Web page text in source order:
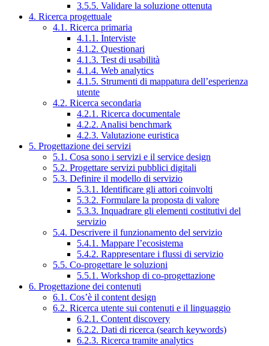
3.5.5. Validare la soluzione ottenuta
4. Ricerca progettuale
4.1. Ricerca primaria
4.1.1. Interviste
4.1.2. Questionari
4.1.3. Test di usabilità
4.1.4. Web analytics
4.1.5. Strumenti di mappatura dell’esperienza
utente
4.2. Ricerca secondaria
4.2.1. Ricerca documentale
4.2.2. Analisi benchmark
4.2.3. Valutazione euristica
5. Progettazione dei servizi
5.1. Cosa sono i servizi e il service design
5.2. Progettare servizi pubblici digitali
5.3. Definire il modello di servizio
5.3.1. Identificare gli attori coinvolti
5.3.2. Formulare la proposta di valore
5.3.3. Inquadrare gli elementi costitutivi del
servizio
5.4. Descrivere il funzionamento del servizio
5.4.1. Mappare l’ecosistema
5.4.2. Rappresentare i flussi di servizio
5.5. Co-progettare le soluzioni
5.5.1. Workshop di co-progettazione
6. Progettazione dei contenuti
6.1. Cos’è il content design
6.2. Ricerca utente sui contenuti e il linguaggio
6.2.1. Content discovery
6.2.2. Dati di ricerca (search keywords)
6.2.3. Ricerca tramite analytics